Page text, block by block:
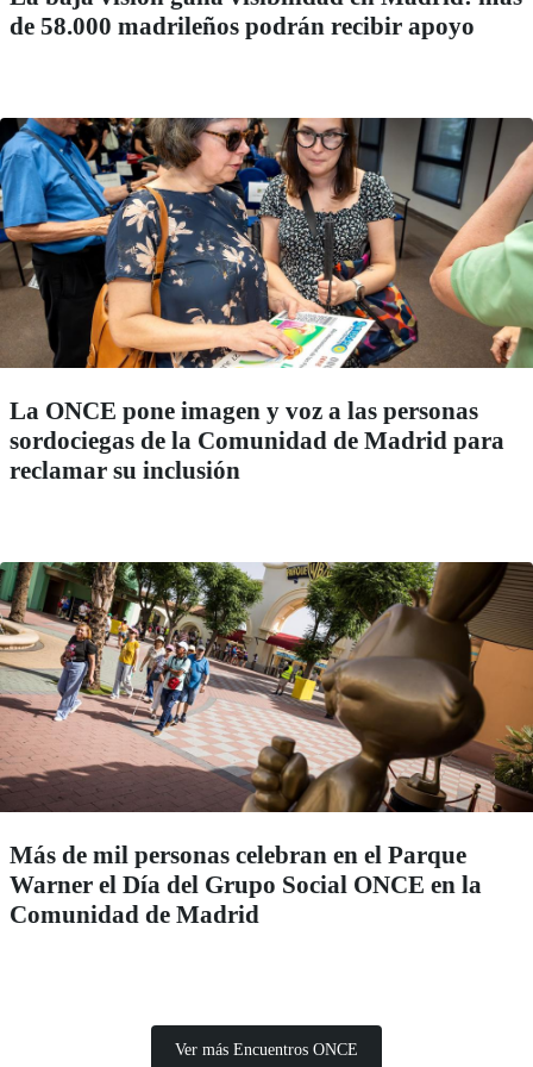
de 58.000 madrileños podrán recibir apoyo
La ONCE pone imagen y voz a las personas
sordociegas de la Comunidad de Madrid para
reclamar su inclusión
Más de mil personas celebran en el Parque
Warner el Día del Grupo Social ONCE en la
Comunidad de Madrid
Ver más Encuentros ONCE